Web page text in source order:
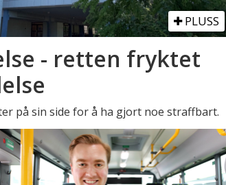
PLUSS
- retten fryktet
på sin side for å ha gjort noe straffbart.